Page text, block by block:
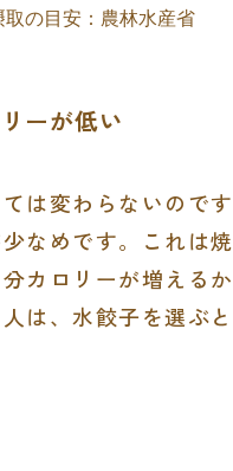
の目安：農林水産省
ーが低い
は変わらないのです
なめです。これは焼
カロリーが増えるか
は、水餃子を選ぶと